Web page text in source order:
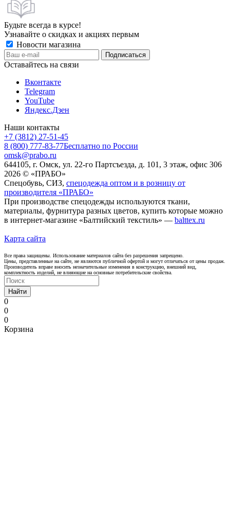
Будьте всегда в курсе!
Узнавайте о скидках и акциях первым
Новости магазина
Оставайтесь на связи
Вконтакте
Telegram
YouTube
Яндекс.Дзен
Наши контакты
+7 (3812) 27-51-45
8 (800) 777-83-77Бесплатно по России
omsk@prabo.ru
644105, г. Омск, ул. 22-го Партсъезда, д. 101, 3 этаж, офис 306
2026 © «ПРАБО»
Спецобувь, СИЗ, спецодежда оптом и в розницу от
производителя «ПРАБО»
При производстве спецодежды используются ткани,
материалы, фурнитура разных цветов, купить которые можно
в интернет-магазине «Балтийский текстиль» — balttex.ru
Карта сайта
Все права защищены. Использование материалов сайта без разрешения запрещено.
Цены, представленные на сайте, не являются публичной офертой и могут отличаться от цены продаж.
Производитель вправе вносить незначительные изменения в конструкцию, внешний вид,
комплектность изделий, не влияющие на основные потребительские свойства.
Найти
0
0
0
Корзина